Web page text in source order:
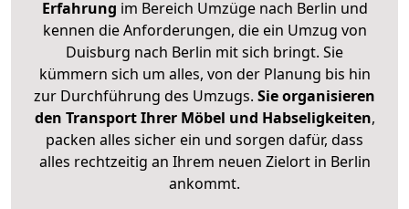
Erfahrung im Bereich Umzüge nach Berlin und
kennen die Anforderungen, die ein Umzug von
Duisburg nach Berlin mit sich bringt. Sie
kümmern sich um alles, von der Planung bis hin
zur Durchführung des Umzugs. Sie organisieren
den Transport Ihrer Möbel und Habseligkeiten,
packen alles sicher ein und sorgen dafür, dass
alles rechtzeitig an Ihrem neuen Zielort in Berlin
ankommt.